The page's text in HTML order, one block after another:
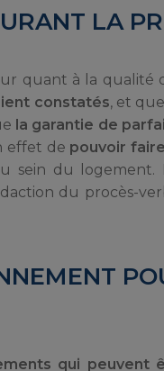
LA
quant à la qualité
constatés, et
la garantie de
effet de pouvoir
sein du
du procès-
qui peuvent